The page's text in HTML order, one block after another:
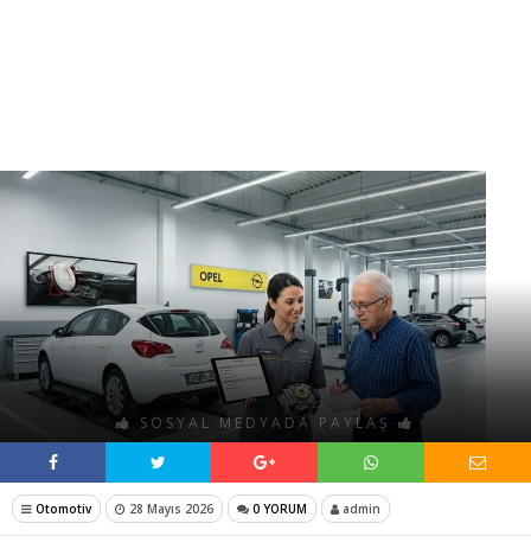
SOSYAL MEDYADA PAYLAŞ
Otomotiv 28 Mayıs 2026 0 YORUM admin